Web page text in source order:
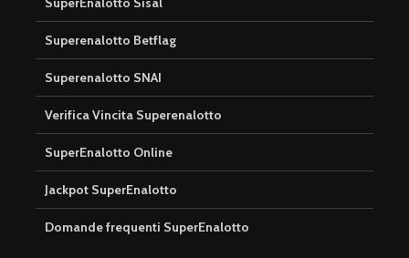
Superenalotto Betflag
Superenalotto SNAI
Verifica Vincita Superenalotto
SuperEnalotto Online
Jackpot SuperEnalotto
Domande frequenti SuperEnalotto